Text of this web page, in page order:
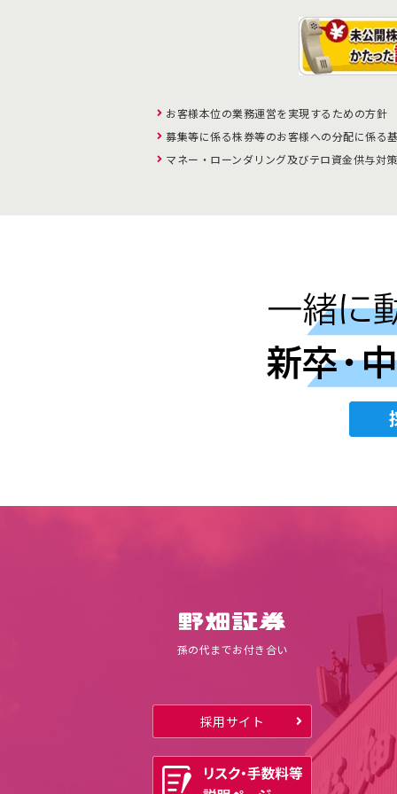
お客様本位の業務運営を実現するための方針
募集等に係る株券等のお客様への分配に係る
マネー・ローンダリング及びテロ資金供与対
孫の代までお付き合い
採用サイト